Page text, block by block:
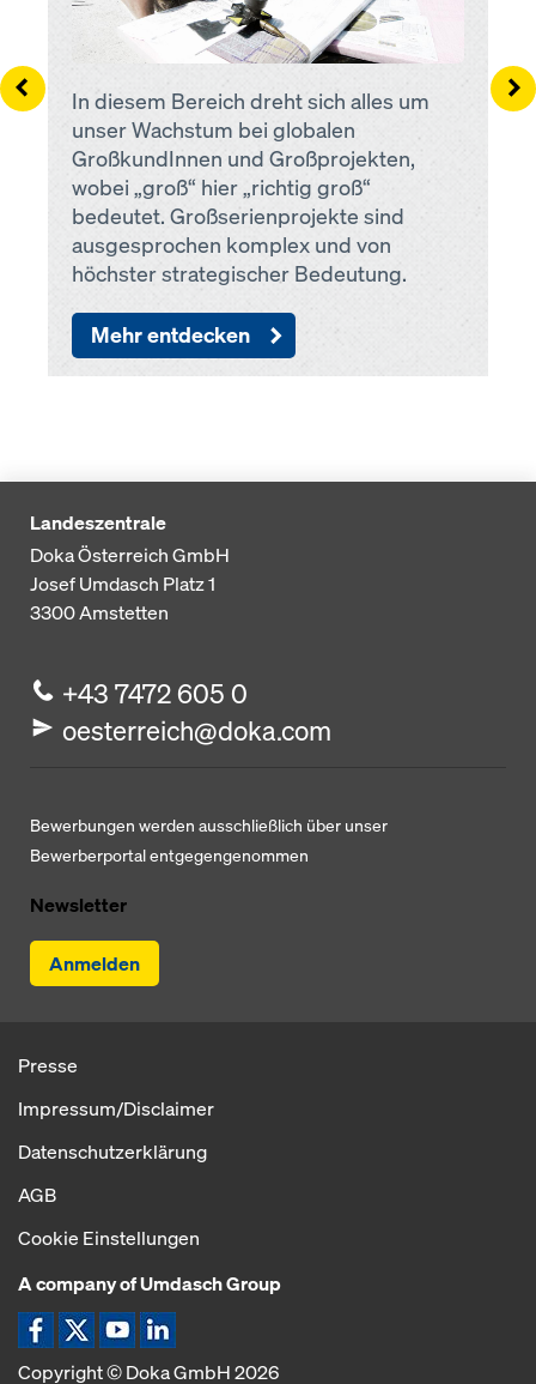
In diesem Bereich dreht sich alles um
unser Wachstum bei globalen
GroßkundInnen und Großprojekten,
wobei „groß“ hier „richtig groß“
bedeutet. Großserienprojekte sind
ausgesprochen komplex und von
höchster strategischer Bedeutung.
Mehr entdecken
Left
Landeszentrale
Doka Österreich GmbH
Josef Umdasch Platz 1
3300Amstetten
+43 7472 605 0
oesterreich@doka.com
Bewerbungen werden ausschließlich über unser
Bewerberportal entgegengenommen
Newsletter
Anmelden
Presse
Impressum/Disclaimer
Datenschutzerklärung
AGB
Cookie Einstellungen
A company of Umdasch Group
Icon Facebook
Icon XIcon YouTube
Icon LinkedIn
Copyright © Doka GmbH 2026